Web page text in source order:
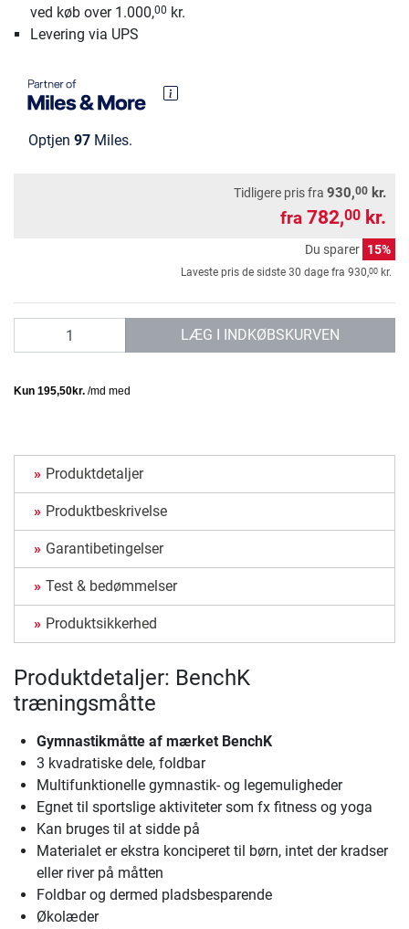
ved køb over 1.000,00 kr.
Levering via UPS
Optjen 97 Miles.
Tidligere pris fra 930,00 kr.
fra 782,00 kr.
Du sparer 15%
Laveste pris de sidste 30 dage fra 930,00 kr.
LÆG I INDKØBSKURVEN
Produktdetaljer
Produktbeskrivelse
Garantibetingelser
Test & bedømmelser
Produktsikkerhed
Produktdetaljer: BenchK
træningsmåtte
Gymnastikmåtte af mærket BenchK
3 kvadratiske dele, foldbar
Multifunktionelle gymnastik- og legemuligheder
Egnet til sportslige aktiviteter som fx fitness og yoga
Kan bruges til at sidde på
Materialet er ekstra konciperet til børn, intet der kradser
eller river på måtten
Foldbar og dermed pladsbesparende
Økolæder